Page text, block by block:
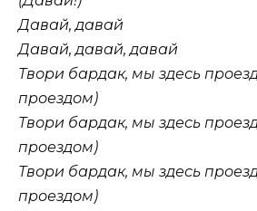
Давай, давай
Давай, давай, давай
Твори бардак, мы здесь
проездом)
Твори бардак, мы здесь
проездом)
Твори бардак, мы здесь
проездом)